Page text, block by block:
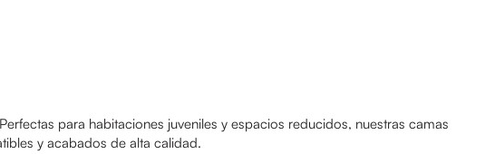
para habitaciones juveniles y espacios reducidos, nuestras camas
y acabados de alta calidad.